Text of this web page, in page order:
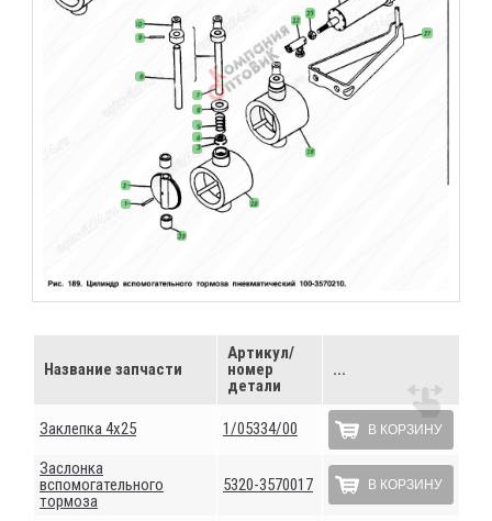
Название запчасти
Артикул/
номер
детали
...
Заклепка 4х25 1/05334/00 В КОРЗИНУ
Заслонка
вспомогательного
тормоза
5320-3570017 В КОРЗИНУ